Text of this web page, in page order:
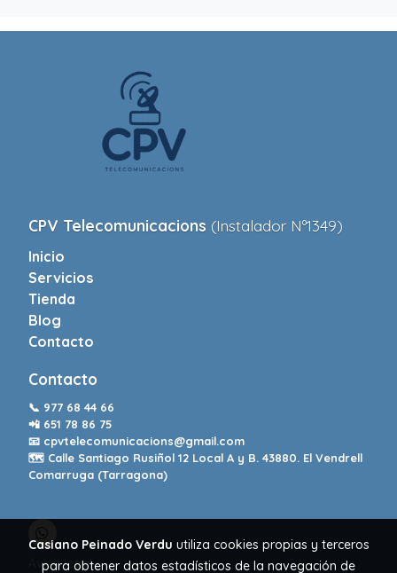
CPV Telecomunicacions (Instalador Nº1349)
Inicio
Servicios
Tienda
Blog
Contacto
Contacto
📞 977 68 44 66
📲 651 78 86 75
📧 cpvtelecomunicacions@gmail.com
🗺️ Calle Santiago Rusiñol 12 Local A y B. 43880. El Vendrell
Comarruga (Tarragona)
Aviso legal
Casiano Peinado Verdu utiliza cookies propias y terceros
para obtener datos estadísticos de la navegación de